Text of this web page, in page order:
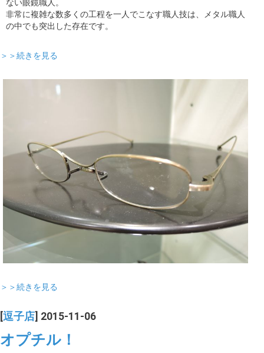
ない眼鏡職人。
非常に複雑な数多くの工程を一人でこなす職人技は、メタル職人
の中でも突出した存在です。
＞＞続きを見る
＞＞続きを見る
逗子店 ] 2015-11-06
オプチル！